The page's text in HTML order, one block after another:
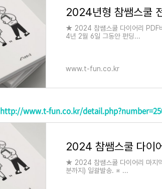
★ 2024 참쌤스쿨 다이어리 PDF
4년 2월 6일 그동안 펀딩...
www.t-fun.co.kr
http://www.t-fun.co.kr/
2024 참쌤스쿨 다이
★ 2024 참쌤스쿨 다이어리 마지
분까지) 일괄발송. ※ ...